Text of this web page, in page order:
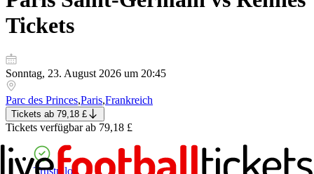
Tickets
Sonntag, 23. August 2026 um 20:45
Parc des Princes,Paris,Frankreich
Tickets ab 79,18 £
Tickets verfügbar ab 79,18 £
Trustpilot